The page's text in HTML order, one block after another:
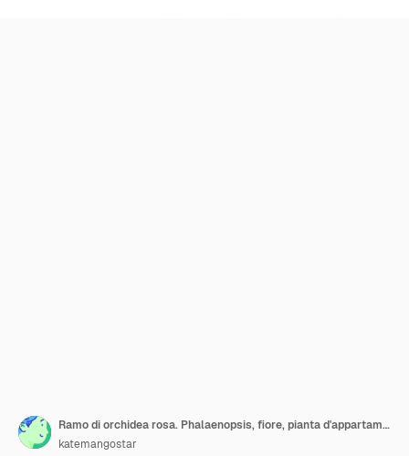
Ramo di orchidea rosa. Phalaenopsis, fiore, pianta d'appartamento.
katemangostar